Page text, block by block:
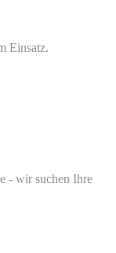
Einsatz.
- wir suchen Ihre